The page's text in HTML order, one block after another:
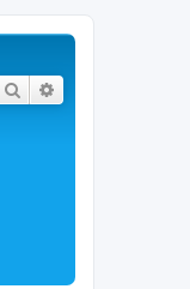
Rechercher